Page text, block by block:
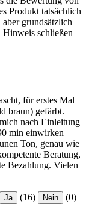
Produkt tatsächlich
grundsätzlich
Hinweis schließen
für erstes Mal
braun) gefärbt.
nach Einleitung
min einwirken
Ton, genau wie
Beratung,
Bezahlung. Vielen
Ja (16) Nein (0)